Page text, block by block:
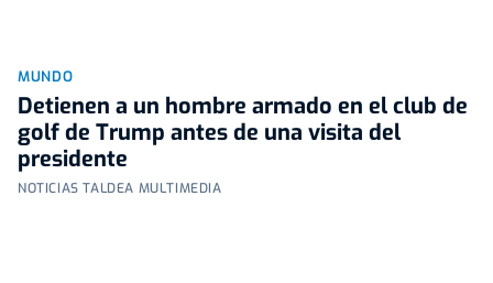
MUNDO
Detienen a un hombre armado en el club de
golf de Trump antes de una visita del
presidente
NOTICIAS TALDEA MULTIMEDIA